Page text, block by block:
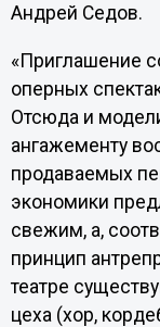
Андрей Седов.
«Приглашение
оперных
Отсюда и
ангажементу
продаваемых
экономики
свежим, а,
принцип
театре
цеха (хор,